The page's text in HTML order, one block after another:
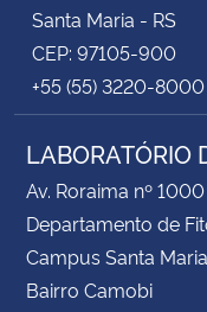
Santa Maria - RS
CEP: 97105-900
+55 (55) 3220-8000
LABORATÓRIO
Av. Roraima nº 1000
Departamento de
Campus Santa Maria
Bairro Camobi